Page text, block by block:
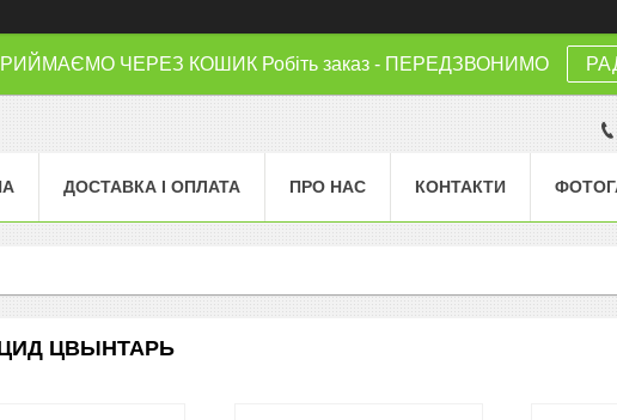
ЧЕРЕЗ КОШИК Робіть заказ - ПЕРЕДЗВОНИМО
ДОСТАВКА І ОПЛАТА ПРО НАС КОНТАКТИ
ЦВЫНТАРЬ